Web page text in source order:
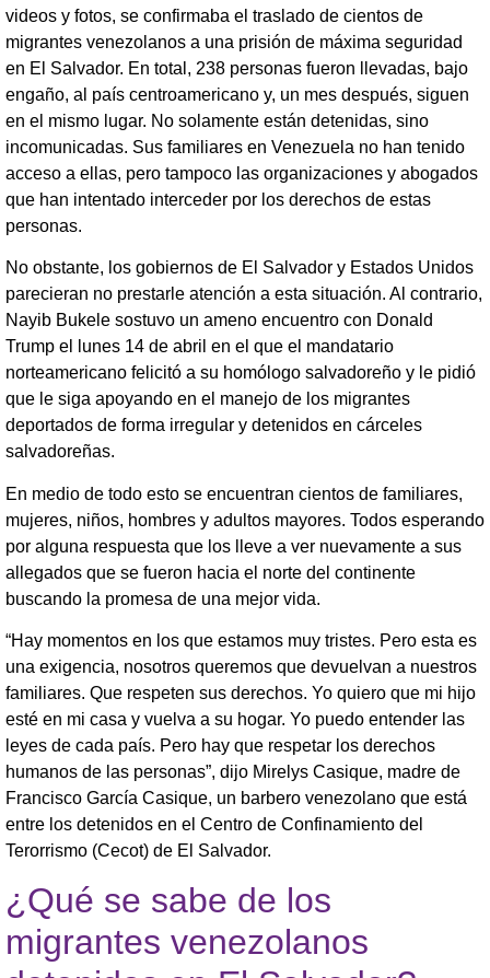
videos y fotos, se confirmaba el traslado de cientos de
migrantes venezolanos a una prisión de máxima seguridad
en El Salvador. En total, 238 personas fueron llevadas, bajo
engaño, al país centroamericano y, un mes después, siguen
en el mismo lugar. No solamente están detenidas, sino
incomunicadas. Sus familiares en Venezuela no han tenido
acceso a ellas, pero tampoco las organizaciones y abogados
que han intentado interceder por los derechos de estas
personas.
No obstante, los gobiernos de El Salvador y Estados Unidos
parecieran no prestarle atención a esta situación. Al contrario,
Nayib Bukele sostuvo un ameno encuentro con Donald
Trump el lunes 14 de abril en el que el mandatario
norteamericano felicitó a su homólogo salvadoreño y le pidió
que le siga apoyando en el manejo de los migrantes
deportados de forma irregular y detenidos en cárceles
salvadoreñas.
En medio de todo esto se encuentran cientos de familiares,
mujeres, niños, hombres y adultos mayores. Todos esperando
por alguna respuesta que los lleve a ver nuevamente a sus
allegados que se fueron hacia el norte del continente
buscando la promesa de una mejor vida.
“Hay momentos en los que estamos muy tristes. Pero esta es
una exigencia, nosotros queremos que devuelvan a nuestros
familiares. Que respeten sus derechos. Yo quiero que mi hijo
esté en mi casa y vuelva a su hogar. Yo puedo entender las
leyes de cada país. Pero hay que respetar los derechos
humanos de las personas”, dijo Mirelys Casique, madre de
Francisco García Casique, un barbero venezolano que está
entre los detenidos en el Centro de Confinamiento del
Terorrismo (Cecot) de El Salvador.
¿Qué se sabe de los
migrantes venezolanos